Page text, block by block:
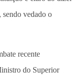
sendo vedado o
recente
do Superior